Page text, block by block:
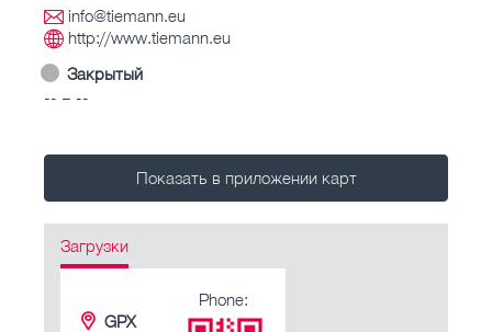
info@tiemann.eu
http://www.tiemann.eu
Закрытый
-- – --
Показать в приложении карт
Загрузки
GPX
Phone: